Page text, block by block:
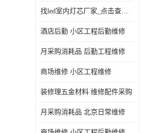
找led室内灯芯厂家_点击查看更多
酒店后勤 小区工程后勤维修
月采购消耗品 后勤工程维修
商场维修 小区工程维修
装修理五金材料 维修配件采购
月采购消耗品 北京日常维修